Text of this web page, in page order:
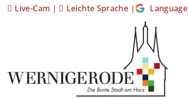
Live-Cam | Leichte Sprache | Language